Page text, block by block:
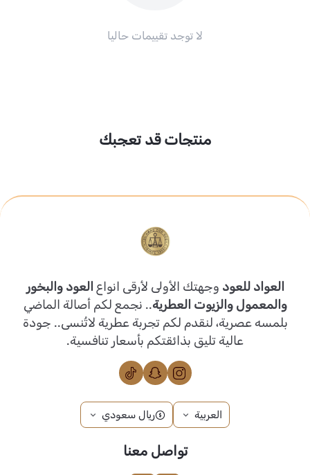
لا توجد تقييمات حاليا
منتجات قد تعجبك
العواد للعود وجهتك الأولى لأرقى انواع العود والبخور
والمعمول والزيوت العطرية.. نجمع لكم أصالة الماضي
بلمسه عصرية، لنقدم لكم تجربة عطرية لاتُنسى.. جودة
عالية تليق بذائقتكم بأسعار تنافسية.
العربية ريال سعودي
تواصل معنا